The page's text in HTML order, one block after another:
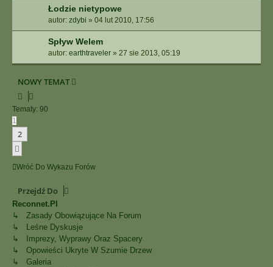
Łodzie nietypowe
autor: zdybi » 04 lut 2010, 17:56
Spływ Welem
autor: earthtraveler » 27 sie 2013, 05:19
NOWY TEMAT
Tematy: 90
1
2
Wróć Do Wykazu Forów
Przejdź Do
Reconnet.pl
↳ Zasady Obowiązujące Na Forum
↳ Leśne Dyskusje
↳ Imprezy, Wyprawy Oraz Spacery
↳ Opowieści Ukryte W Szumie Drzew
↳ Galeria